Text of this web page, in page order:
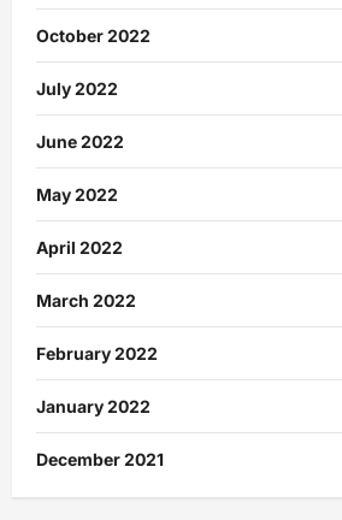
October 2022
July 2022
June 2022
May 2022
April 2022
March 2022
February 2022
January 2022
December 2021